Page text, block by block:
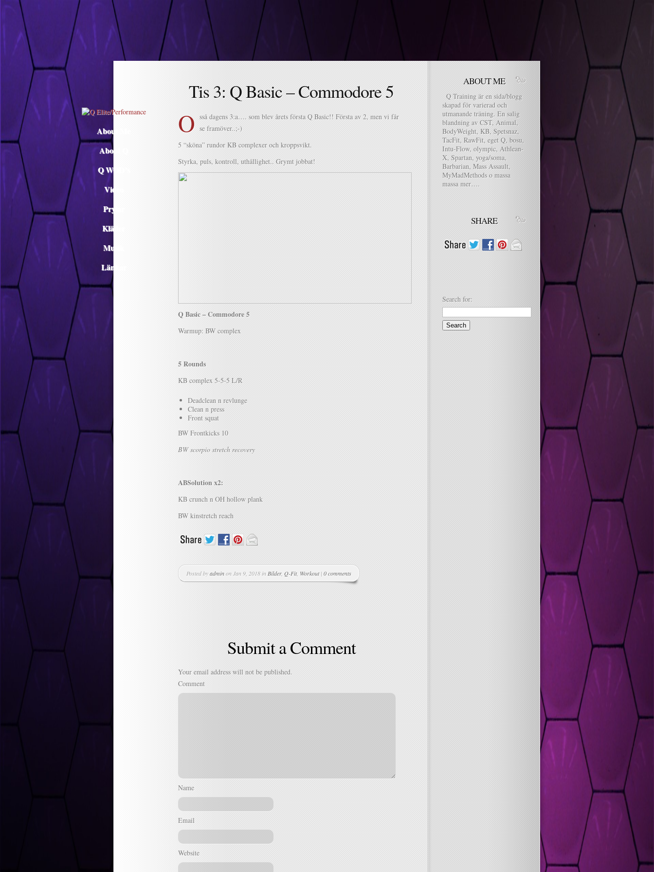
Descargar musica
About Me
About Q
Q WOD’s
Video
Prylar
Kläder
Musik
Länkar
Tis 3: Q Basic – Commodore 5
O sså dagens 3:a…. som blev årets första Q Basic!! Första av 2, men vi får
se framöver..;-)
5 “sköna” rundor KB complexer och kroppsvikt.
Styrka, puls, kontroll, uthållighet.. Grymt jobbat!
Q Basic – Commodore 5
Warmup: BW complex
5 Rounds
KB complex 5-5-5 L/R
Deadclean n revlunge
Clean n press
Front squat
BW Frontkicks 10
BW scorpio stretch recovery
ABSolution x2:
KB crunch n OH hollow plank
BW kinstretch reach
Posted byadminon Jan 9, 2018 in Bilder, Q-Fit, Workout| 0 comments
Submit a Comment
Your email address will not be published.
Comment
Name
Email
Website
ABOUT ME
Q Training är en sida/blogg
skapad för varierad och
utmanande träning. En salig
blandning av CST, Animal,
BodyWeight, KB, Spetsnaz,
TacFit, RawFit, eget Q, bosu,
Intu-Flow, olympic, Athlean-
X, Spartan, yoga/soma,
Barbarian, Mass Assault,
MyMadMethods o massa
massa mer….
SHARE
Search for: